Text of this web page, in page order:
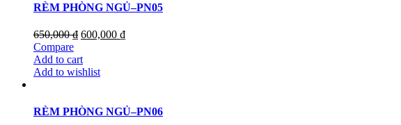
RÈM PHÒNG NGỦ–PN05
650,000₫ 600,000 ₫
Compare
Add to cart
Add to wishlist
RÈM PHÒNG NGỦ–PN06